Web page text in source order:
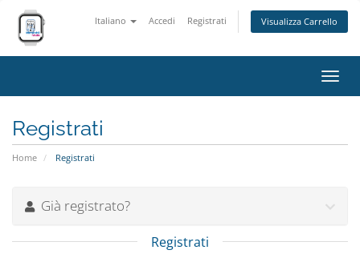
Italiano Accedi Registrati Visualizza Carrello
Attiva
Registrati
Home Registrati
Già registrato?
Registrati